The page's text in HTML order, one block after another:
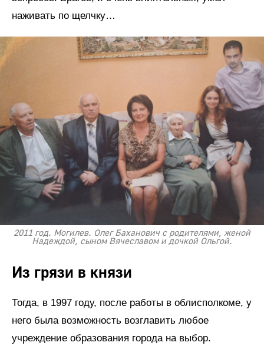
наживать по щелчку…
2011 год. Могилев. Олег Баханович с родителями, женой
Надеждой, сыном Вячеславом и дочкой Ольгой.
Из грязи в князи
Тогда, в 1997 году, после работы в облисполкоме, у
него была возможность возглавить любое
учреждение образования города на выбор.